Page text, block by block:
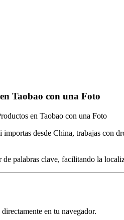
Taobao con una Foto
en Taobao con una Foto
desde China, trabajas con
palabras clave, facilitando la
en tu navegador.